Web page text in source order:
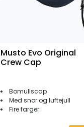
Musto Evo Original
Crew Cap
Bomullscap
Med snor og luftejull
Fire farger